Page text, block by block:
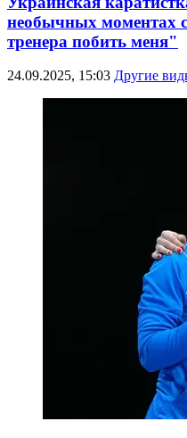
необычных моментах
тренера побить меня"
24.09.2025, 15:03 Другие